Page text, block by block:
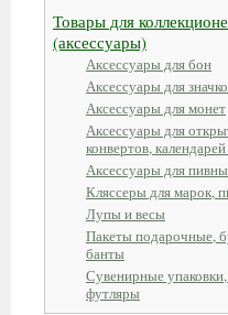
Товары для
(аксессуары)
Аксессуары для бон
Аксессуары для
Аксессуары для монет
Аксессуары для
конвертов,
Аксессуары для
Кляссеры для марок,
Лупы и весы
Пакеты подарочные,
банты
Сувенирные
футляры